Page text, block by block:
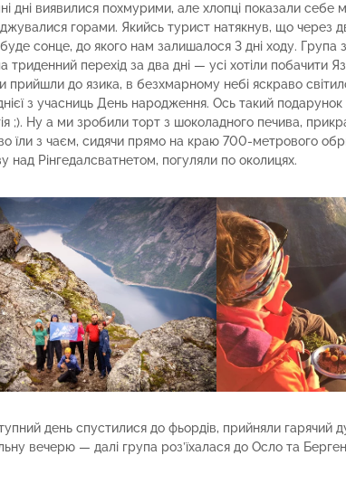
дні виявилися похмурими, але хлопці показали себе
горами. Якийсь турист натякнув, що через
сонце, до якого нам залишалося 3 дні ходу. Група
триденний перехід за два дні — усі хотіли побачити
прийшли до язика, в безхмарному небі яскраво
з учасниць День народження. Ось такий подарунок
;). Ну а ми зробили торт з шоколадного печива,
їли з чаєм, сидячи прямо на краю 700-метрового
над Рінгедалсватнетом, погуляли по околицях.
день спустилися до фьордів, прийняли гарячий
вечерю — далі група роз’їхалася до Осло та